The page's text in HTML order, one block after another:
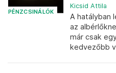
PÉNZCSINÁLÓK
Kicsid Attila
A hatályban
az
már csak
kedvezőbb